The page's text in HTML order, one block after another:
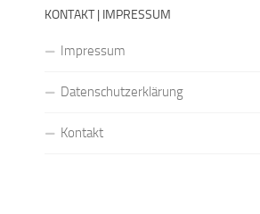
KONTAKT | IMPRESSUM
Impressum
Datenschutzerklärung
Kontakt